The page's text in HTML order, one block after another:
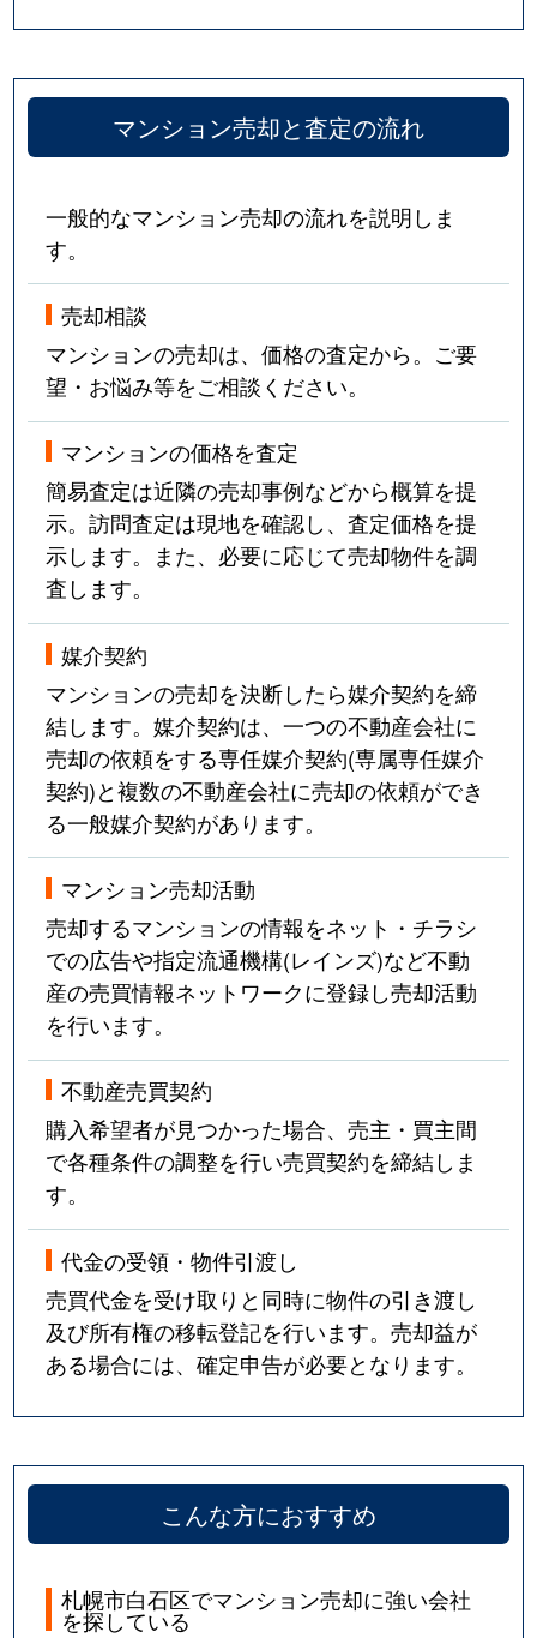
マンション売却と査定の流れ
一般的なマンション売却の流れを説明しま
す。
売却相談
マンションの売却は、価格の査定から。ご要
望・お悩み等をご相談ください。
マンションの価格を査定
簡易査定は近隣の売却事例などから概算を提
示。訪問査定は現地を確認し、査定価格を提
示します。また、必要に応じて売却物件を調
査します。
媒介契約
マンションの売却を決断したら媒介契約を締
結します。媒介契約は、一つの不動産会社に
売却の依頼をする専任媒介契約(専属専任媒介
契約)と複数の不動産会社に売却の依頼ができ
る一般媒介契約があります。
マンション売却活動
売却するマンションの情報をネット・チラシ
での広告や指定流通機構(レインズ)など不動
産の売買情報ネットワークに登録し売却活動
を行います。
不動産売買契約
購入希望者が見つかった場合、売主・買主間
で各種条件の調整を行い売買契約を締結しま
す。
代金の受領・物件引渡し
売買代金を受け取りと同時に物件の引き渡し
及び所有権の移転登記を行います。売却益が
ある場合には、確定申告が必要となります。
こんな方におすすめ
札幌市白石区でマンション売却に強い会社
を探している